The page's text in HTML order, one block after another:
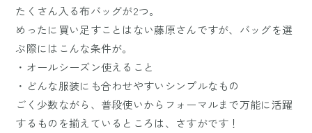
たくさん入る布バッグが2つ。
めったに買い足すことはない藤原さんですが、バッグを選
ぶ際にはこんな条件が。
・オールシーズン使えること
・どんな服装にも合わせやすいシンプルなもの
ごく少数ながら、普段使いからフォーマルまで万能に活躍
するものを揃えているところは、さすがです！